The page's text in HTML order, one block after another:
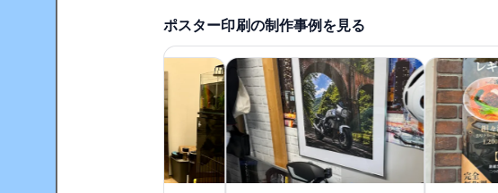
ポスター印刷の制作事例を見る